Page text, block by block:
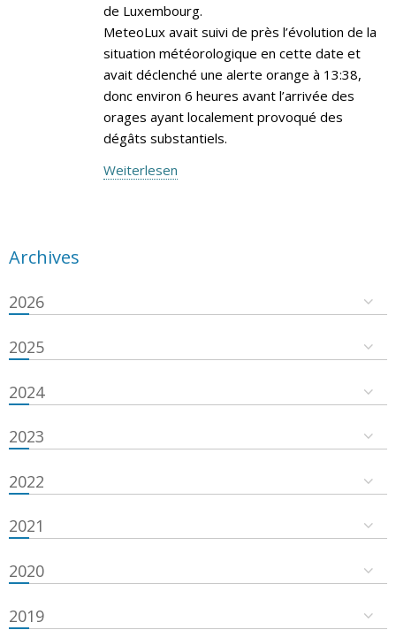
de Luxembourg.
MeteoLux avait suivi de près l’évolution de la
situation météorologique en cette date et
avait déclenché une alerte orange à 13:38,
donc environ 6 heures avant l’arrivée des
orages ayant localement provoqué des
dégâts substantiels.
Weiterlesen
Archives
2026
2025
2024
2023
2022
2021
2020
2019